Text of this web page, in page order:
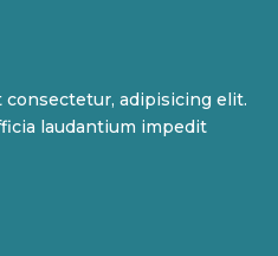
adipisicing elit.
laudantium impedit